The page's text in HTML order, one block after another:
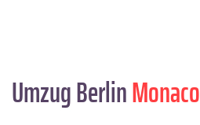
Umzug BerlinMonaco